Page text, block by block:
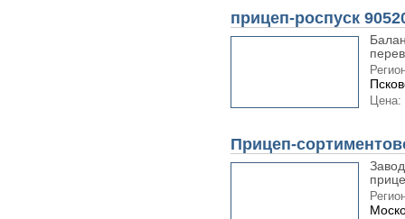
прицеп-роспуск
Цена:
Прицеп-